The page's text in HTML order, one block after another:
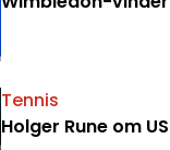
Tennis
Holger Rune om